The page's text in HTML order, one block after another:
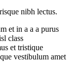
nibh lectus.
et in a a a purus
class
et tristique
vestibulum amet